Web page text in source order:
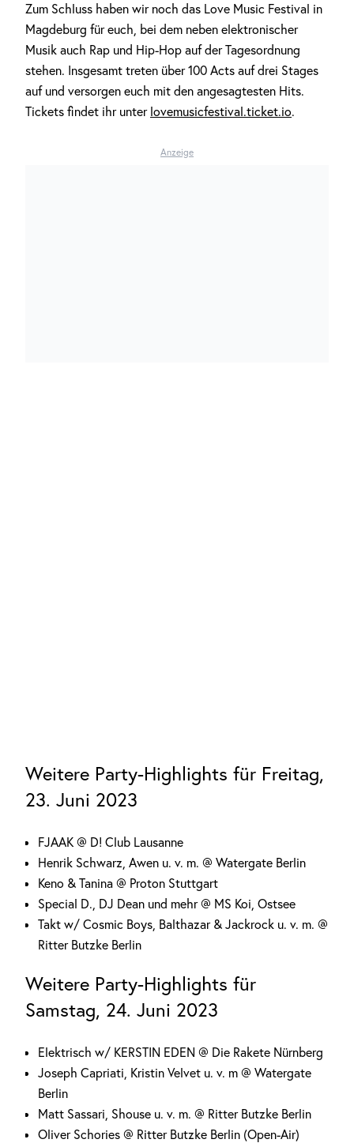
Zum Schluss haben wir noch das Love Music Festival in
Magdeburg für euch, bei dem neben elektronischer
Musik auch Rap und Hip-Hop auf der Tagesordnung
stehen. Insgesamt treten über 100 Acts auf drei Stages
auf und versorgen euch mit den angesagtesten Hits.
Tickets findet ihr unter lovemusicfestival.ticket.io.
Anzeige
Weitere Party-Highlights für Freitag,
23. Juni 2023
FJAAK @ D! Club Lausanne
Henrik Schwarz, Awen u. v. m. @ Watergate Berlin
Keno & Tanina @ Proton Stuttgart
Special D., DJ Dean und mehr @ MS Koi, Ostsee
Takt w/ Cosmic Boys, Balthazar & Jackrock u. v. m. @
Ritter Butzke Berlin
Weitere Party-Highlights für
Samstag, 24. Juni 2023
Elektrisch w/ KERSTIN EDEN @ Die Rakete Nürnberg
Joseph Capriati, Kristin Velvet u. v. m @ Watergate
Berlin
Matt Sassari, Shouse u. v. m. @ Ritter Butzke Berlin
Oliver Schories @ Ritter Butzke Berlin (Open-Air)